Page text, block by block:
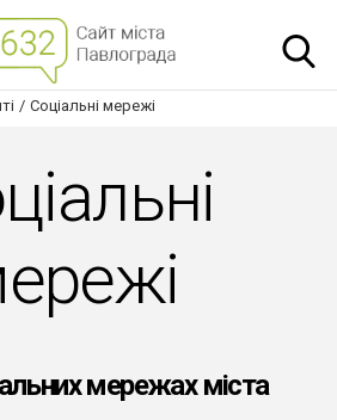
Соціальні мережі
мережах міста